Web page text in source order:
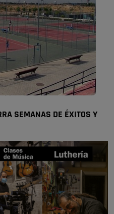
SEMANAS DE ÉXITOS Y